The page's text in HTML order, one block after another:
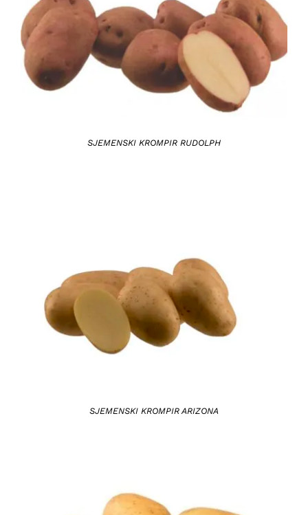
SJEMENSKI KROMPIR RUDOLPH
DETAILS
SJEMENSKI KROMPIR ARIZONA